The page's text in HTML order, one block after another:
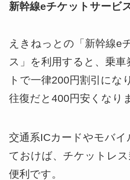
新幹線eチケットサービ
えきねっとの「新幹線e
ス」を利用すると、乗車
トで一律200円割引にな
往復だと400円安くなり
交通系ICカードやモバイ
ておけば、チケットレ
便利です。